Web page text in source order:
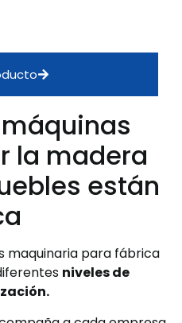
la madera
están
maquinaria para fábrica
niveles de